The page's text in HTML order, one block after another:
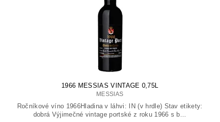
1966 MESSIAS VINTAGE 0,75L
MESSIAS
Ročníkové víno 1966Hladina v láhvi: IN (v hrdle) Stav etikety:
dobrá Výjimečné vintage portské z roku 1966 s b...